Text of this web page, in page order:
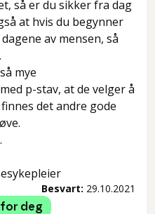
så er du sikker fra dag
at hvis du begynner
av mensen, så
mye
p-stav, at de velger å
det andre gode
Besvart: 29.10.2021
deg